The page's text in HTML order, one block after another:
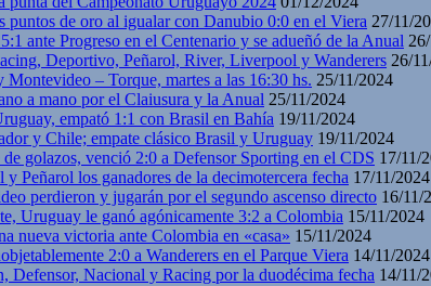
puntos de oro al igualar con Danubio 0:0 en el Viera 27/11/
ante Progreso en el Centenario y se adueñó de la Anual
Deportivo, Peñarol, River, Liverpool y Wanderers 26/
– Torque, martes a las 16:30 hs. 25/11/2024
a mano por el Claiusura y la Anual 25/11/2024
empató 1:1 con Brasil en Bahía 19/11/2024
y Chile; empate clásico Brasil y Uruguay 19/11/2024
golazos, venció 2:0 a Defensor Sporting en el CDS 17/11/
Peñarol los ganadores de la decimotercera fecha 17/11/2024
perdieron y jugarán por el segundo ascenso directo 16/11/
Uruguay le ganó agónicamente 3:2 a Colombia 15/11/2024
nueva victoria ante Colombia en «casa» 15/11/2024
2:0 a Wanderers en el Parque Viera 14/11/2024
Defensor, Nacional y Racing por la duodécima fecha 14/11/